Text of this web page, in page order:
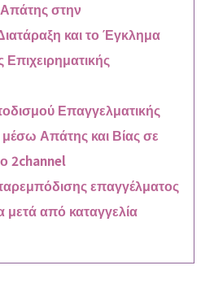
στην
και το Έγκλημα
Επιχειρηματικής
Επαγγελματικής
Απάτης και Βίας σε
2channel
επαγγέλματος
μετά από καταγγελία